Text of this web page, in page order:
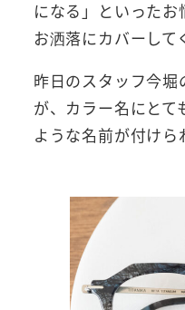
になる」といった
お洒落にカバーして
昨日のスタッフ今
が、カラー名にとて
ような名前が付けら